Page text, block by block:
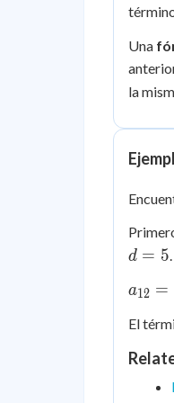
Una
la
d = 5
(12-
5 = 4
+ 55
a12 =
El